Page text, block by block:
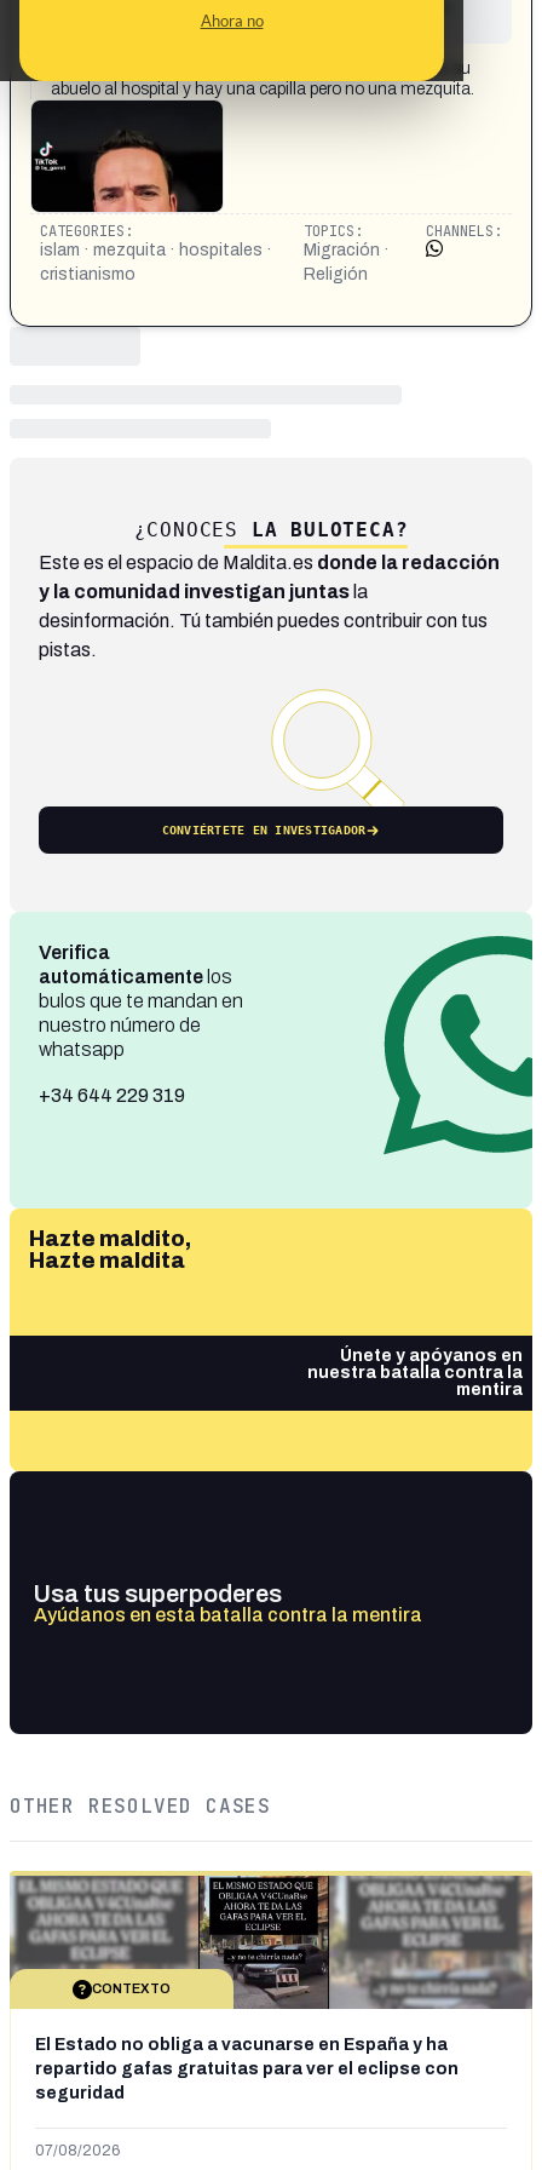
Ahora no
Una marroquí musulmana se queja de que ha ido con su
abuelo al hospital y hay una capilla pero no una mezquita.
CATEGORIES:
islam · mezquita · hospitales ·
cristianismo
TOPICS:
Migración ·
Religión
CHANNELS:
¿CONOCES LA BULOTECA?
Este es el espacio de Maldita.es donde la redacción
y la comunidad investigan juntas la
desinformación. Tú también puedes contribuir con tus
pistas.
CONVIÉRTETE EN INVESTIGADOR
Verifica
automáticamente los
bulos que te mandan en
nuestro número de
whatsapp
+34 644 229 319
Hazte maldito,
Hazte maldita
Únete y apóyanos en
nuestra batalla contra la
mentira
Usa tus superpoderes
Ayúdanos en esta batalla contra la mentira
OTHER RESOLVED CASES
CONTEXTO
El Estado no obliga a vacunarse en España y ha
repartido gafas gratuitas para ver el eclipse con
seguridad
07/08/2026